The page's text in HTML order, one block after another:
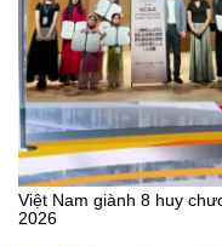
Việt Nam giành 8 huy
2026